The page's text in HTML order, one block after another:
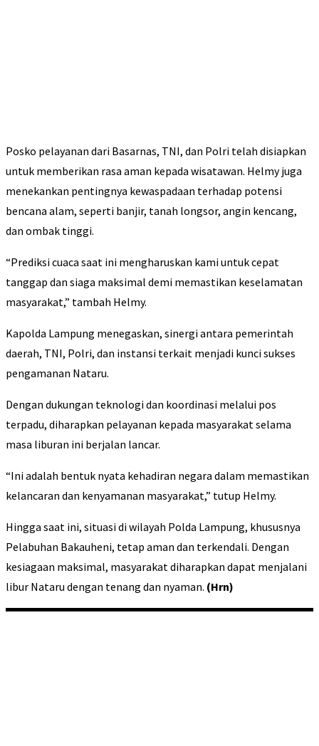
Posko pelayanan dari Basarnas, TNI, dan Polri telah disiapkan
untuk memberikan rasa aman kepada wisatawan. Helmy juga
menekankan pentingnya kewaspadaan terhadap potensi
bencana alam, seperti banjir, tanah longsor, angin kencang,
dan ombak tinggi.
“Prediksi cuaca saat ini mengharuskan kami untuk cepat
tanggap dan siaga maksimal demi memastikan keselamatan
masyarakat,” tambah Helmy.
Kapolda Lampung menegaskan, sinergi antara pemerintah
daerah, TNI, Polri, dan instansi terkait menjadi kunci sukses
pengamanan Nataru.
Dengan dukungan teknologi dan koordinasi melalui pos
terpadu, diharapkan pelayanan kepada masyarakat selama
masa liburan ini berjalan lancar.
“Ini adalah bentuk nyata kehadiran negara dalam memastikan
kelancaran dan kenyamanan masyarakat,” tutup Helmy.
Hingga saat ini, situasi di wilayah Polda Lampung, khususnya
Pelabuhan Bakauheni, tetap aman dan terkendali. Dengan
kesiagaan maksimal, masyarakat diharapkan dapat menjalani
libur Nataru dengan tenang dan nyaman. (Hrn)